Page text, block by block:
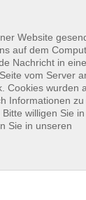
für
Website
auf dem
Nachricht in
vom Server
Cookies wurden
Informationen
willigen Sie
Sie in unseren